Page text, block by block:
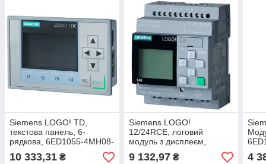
Siemens LOGO! TD,
текстова панель, 6-
рядкова, 6ED1055-4MH08-
0BA1
10 333,31 ₴
Siemens LOGO!
12/24RCE, логовий
модуль з дисплеєм,
6ED1052-1MD08-0BA1
9 132,97₴ 4